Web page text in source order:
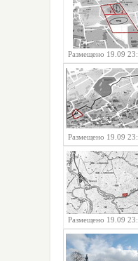
Размещено 19.09
Размещено 19.09
Размещено 19.09